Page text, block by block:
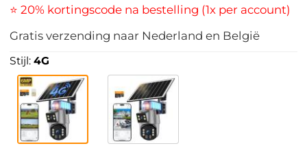
⭐ 20% kortingscode na bestelling (1x per account)
Gratis verzending naar Nederland en België
Stijl:4G